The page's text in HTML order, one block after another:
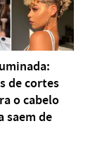
de cortes
o cabelo
saem de